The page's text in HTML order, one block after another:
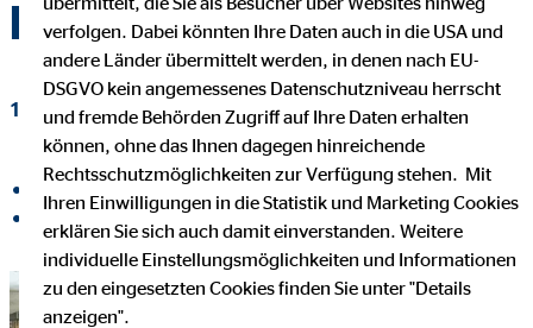
DKMS
10. September 2016|OVB Hilfswerk
auf Facebook teilen
auf LinkedIn teilen
verfolgen. Dabei könnten Ihre Daten auch in die USA und
andere Länder übermittelt werden, in denen nach EU-
DSGVO kein angemessenes Datenschutzniveau herrscht
und fremde Behörden Zugriff auf Ihre Daten erhalten
können, ohne das Ihnen dagegen hinreichende
Rechtsschutzmöglichkeiten zur Verfügung stehen. Mit
Ihren Einwilligungen in die Statistik und Marketing Cookies
erklären Sie sich auch damit einverstanden. Weitere
individuelle Einstellungsmöglichkeiten und Informationen
zu den eingesetzten Cookies finden Sie unter "Details
anzeigen".